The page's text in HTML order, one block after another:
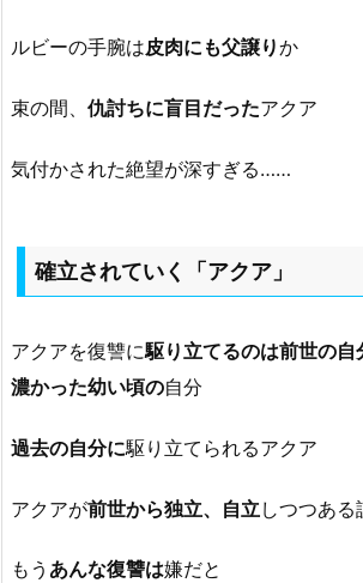
ルビーの手腕は皮肉にも父譲りか
束の間、 仇討ちに盲目だったアクア
気付かされた絶望が深すぎる……
確立されていく「アクア」
アクアを復讐に駆り立てるのは前世の
濃かった幼い頃の自分
過去の自分に駆り立てられるアクア
アクアが前世から独立、自立 しつつある
もう あんな復讐は嫌だと